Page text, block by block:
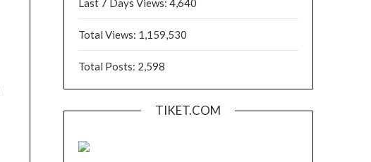
Last 7 Days Views: 4,640
Total Views: 1,159,530
Total Posts: 2,598
TIKET.COM